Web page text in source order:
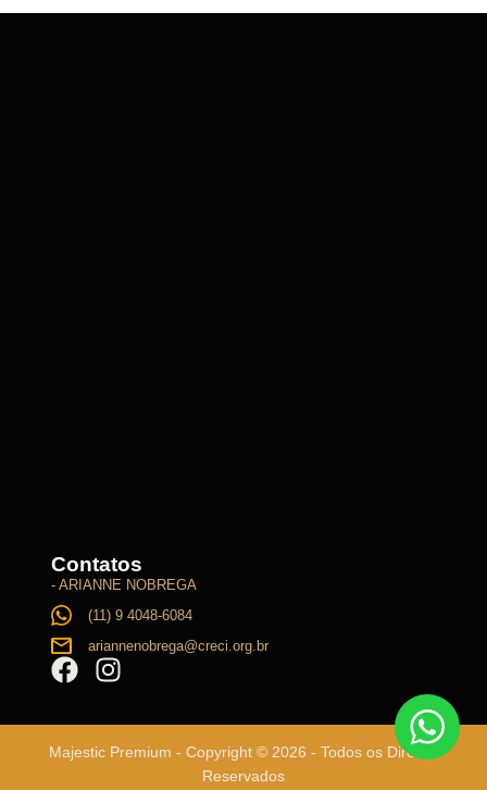
Contatos
- ARIANNE NOBREGA
(11) 9 4048-6084
ariannenobrega@creci.org.br
Majestic Premium - Copyright © 2026 - Todos os Direitos
Reservados